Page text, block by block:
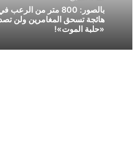
بالصور: 800 متر من
هائجة تسحق المغامرين ولن
«حلبة الموت»!